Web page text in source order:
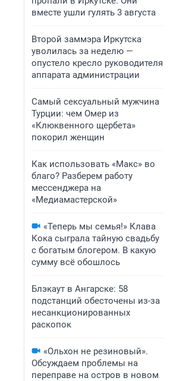
вместе ушли гулять 3 августа
Второй заммэра Иркутска
уволилась за неделю —
опустело кресло руководителя
аппарата администрации
Самый сексуальный мужчина
Турции: чем Омер из
«Клюквенного щербета»
покорил женщин
Как использовать «Макс» во
благо? Разберем работу
мессенджера на
«Медиамастерской»
«Теперь мы семья!» Клава
Кока сыграла тайную свадьбу
с богатым блогером. В какую
сумму всё обошлось
Блэкаут в Ангарске: 58
подстанций обесточены из-за
несанкционированных
раскопок
«Ольхон не резиновый».
Обсуждаем проблемы на
переправе на остров в новом